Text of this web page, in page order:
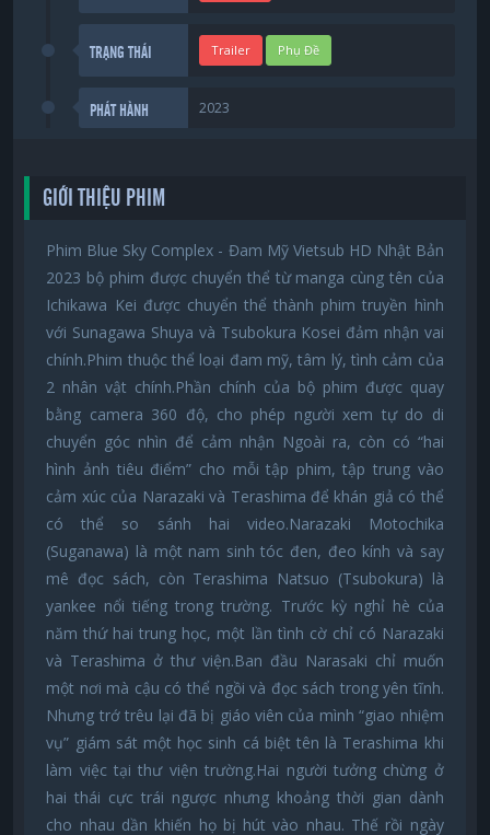
TRẠNG THÁI Trailer Phụ Đề
PHÁT HÀNH 2023
GIỚI THIỆU PHIM
Phim Blue Sky Complex - Đam Mỹ Vietsub HD Nhật Bản
2023 bộ phim được chuyển thể từ manga cùng tên của
Ichikawa Kei được chuyển thể thành phim truyền hình
với Sunagawa Shuya và Tsubokura Kosei đảm nhận vai
chính.Phim thuộc thể loại đam mỹ, tâm lý, tình cảm của
2 nhân vật chính.Phần chính của bộ phim được quay
bằng camera 360 độ, cho phép người xem tự do di
chuyển góc nhìn để cảm nhận Ngoài ra, còn có “hai
hình ảnh tiêu điểm” cho mỗi tập phim, tập trung vào
cảm xúc của Narazaki và Terashima để khán giả có thể
có thể so sánh hai video.Narazaki Motochika
(Suganawa) là một nam sinh tóc đen, đeo kính và say
mê đọc sách, còn Terashima Natsuo (Tsubokura) là
yankee nổi tiếng trong trường. Trước kỳ nghỉ hè của
năm thứ hai trung học, một lần tình cờ chỉ có Narazaki
và Terashima ở thư viện.Ban đầu Narasaki chỉ muốn
một nơi mà cậu có thể ngồi và đọc sách trong yên tĩnh.
Nhưng trớ trêu lại đã bị giáo viên của mình “giao nhiệm
vụ” giám sát một học sinh cá biệt tên là Terashima khi
làm việc tại thư viện trường.Hai người tưởng chừng ở
hai thái cực trái ngược nhưng khoảng thời gian dành
cho nhau dần khiến họ bị hút vào nhau. Thế rồi ngày